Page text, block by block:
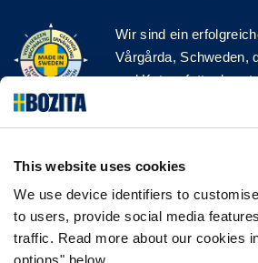
This website uses cookies
We use device identifiers to
to users, provide social media
traffic. Read more about our cookies
options" below.
Wir sind ein
Vårgårda, Schweden,
und Katzenfutter
natürlich und einfach.
Hunde- und
FOLGE UNS AUF